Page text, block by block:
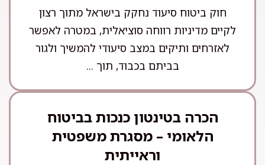
חוק ביטוח סיעוד נחקק בישראל מתוך רצון
לקיים מדיניות רווחה סוציאלית, במטרה לאפשר
לאזרחים ותיקים במצב סיעודי להמשיך ולגור
בביתם בכבוד, תוך ...
הכרה בטינטון כנכות בביטוח
הלאומי – מסגרת משפטית
וראייתית